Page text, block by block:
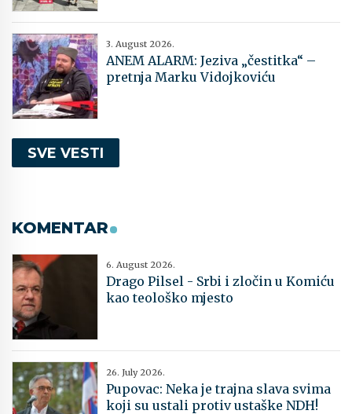
3. August 2026.
ANEM ALARM: Jeziva „čestitka“ –
pretnja Marku Vidojkoviću
SVE VESTI
KOMENTAR
6. August 2026.
Drago Pilsel - Srbi i zločin u Komiću
kao teološko mjesto
26. July 2026.
Pupovac: Neka je trajna slava svima
koji su ustali protiv ustaške NDH!